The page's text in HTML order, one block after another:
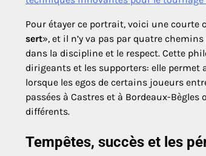
Pour étayer ce portrait, voici une courte
sert», et il n’y va pas par quatre
dans la discipline et le respect. Cette
dirigeants et les supporters: elle permet
lorsque les egos de certains joueurs
passées à Castres et à Bordeaux-
différents.
Tempêtes, succès et les